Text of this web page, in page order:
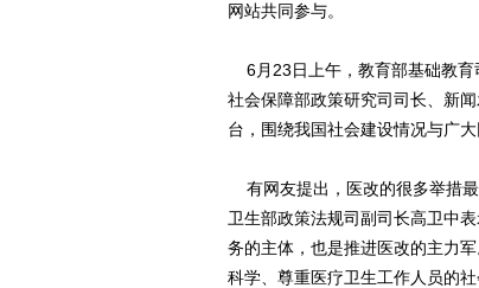
网站共同参与。
6月23日上午，教育部基础教育
社会保障部政策研究司司长、新
台，围绕我国社会建设情况与广
有网友提出，医改的很多举措最
卫生部政策法规司副司长高卫中
务的主体，也是推进医改的主力
科学、尊重医疗卫生工作人员的